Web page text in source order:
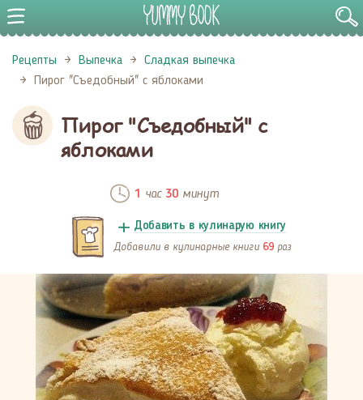
Рецепты Выпечка
Сладкая выпечка
Пирог "Съедобный" с яблоками
Пирог "Съедобный" с
яблоками
1 час 30минут
Добавить в кулинарую книгу
Добавили в кулинарные книги 69 раз